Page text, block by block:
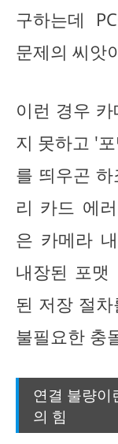
구하는데
문제의 씨앗
이런 경우
지 못하고 '
를 띄우곤 하
리 카드 에
은 카메라
내장된 포맷
된 저장 절
불필요한 충
연결 불량이
의 힘